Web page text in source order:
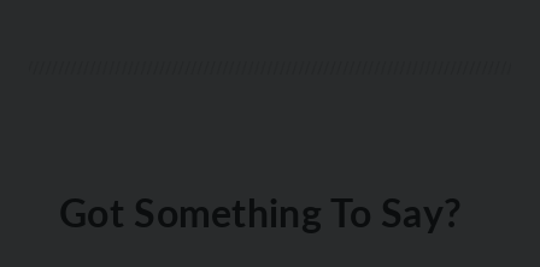
Got Something To Say?